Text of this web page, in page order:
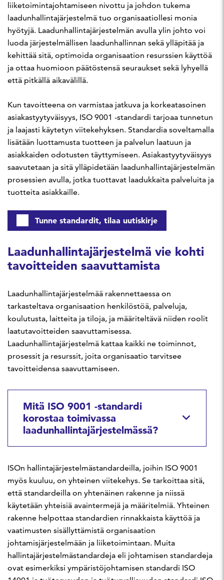
liiketoimintajohtamiseen nivottu ja johdon tukema
laadunhallintajärjestelmä tuo organisaatiollesi monia
hyötyjä. Laadunhallintajärjestelmän avulla ylin johto voi
luoda järjestelmällisen laadunhallinnan sekä ylläpitää ja
kehittää sitä, optimoida organisaation resurssien käyttöä
ja ottaa huomioon päätöstensä seuraukset sekä lyhyellä
että pitkällä aikavälillä.
Kun tavoitteena on varmistaa jatkuva ja korkeatasoinen
asiakastyytyväisyys, ISO 9001 -standardi tarjoaa tunnetun
ja laajasti käytetyn viitekehyksen. Standardia soveltamalla
lisätään luottamusta tuotteen ja palvelun laatuun ja
asiakkaiden odotusten täyttymiseen. Asiakastyytyväisyys
saavutetaan ja sitä ylläpidetään laadunhallintajärjestelmän
prosessien avulla, jotka tuottavat laadukkaita palveluita ja
tuotteita asiakkaille.
Tunne standardit, tilaa uutiskirje
Laadunhallintajärjestelmä vie kohti
tavoitteiden saavuttamista
Laadunhallintajärjestelmää rakennettaessa on
tarkasteltava organisaation henkilöstöä, palveluja,
koulutusta, laitteita ja tiloja, ja määriteltävä niiden roolit
laatutavoitteiden saavuttamisessa.
Laadunhallintajärjestelmä kattaa kaikki ne toiminnot,
prosessit ja resurssit, joita organisaatio tarvitsee
tavoitteidensa saavuttamiseen.
Mitä ISO 9001 -standardi
korostaa toimivassa
laadunhallintajärjestelmässä?
ISOn hallintajärjestelmästandardeilla, joihin ISO 9001
myös kuuluu, on yhteinen viitekehys. Se tarkoittaa sitä,
että standardeilla on yhtenäinen rakenne ja niissä
käytetään yhteisiä avaintermejä ja määritelmiä. Yhteinen
rakenne helpottaa standardien rinnakkaista käyttöä ja
vaatimusten sisällyttämistä organisaation
johtamisjärjestelmään ja liiketoimintaan. Muita
hallintajärjestelmästandardeja eli johtamisen standardeja
ovat esimerkiksi ympäristöjohtamisen standardi ISO